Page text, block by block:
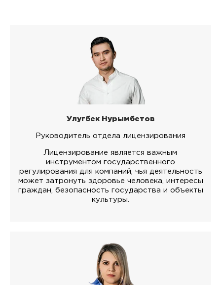
Улугбек Нурымбетов
Руководитель отдела лицензирования
Лицензирование является важным
инструментом государственного
регулирования для компаний, чья деятельность
может затронуть здоровье человека, интересы
граждан, безопасность государства и объекты
культуры.